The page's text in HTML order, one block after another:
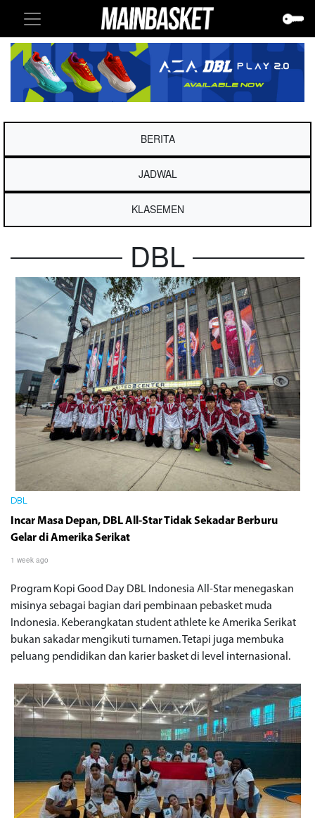
BERITA
JADWAL
KLASEMEN
DBL
DBL
Incar Masa Depan, DBL All-Star Tidak Sekadar Berburu
Gelar di Amerika Serikat
1 week ago
Program Kopi Good Day DBL Indonesia All-Star menegaskan
misinya sebagai bagian dari pembinaan pebasket muda
Indonesia. Keberangkatan student athlete ke Amerika Serikat
bukan sakadar mengikuti turnamen. Tetapi juga membuka
peluang pendidikan dan karier basket di level internasional.